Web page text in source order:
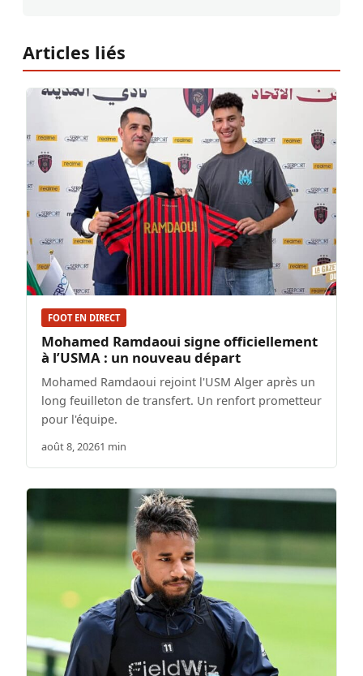
Articles liés
FOOT EN DIRECT
Mohamed Ramdaoui signe officiellement
à l’USMA : un nouveau départ
Mohamed Ramdaoui rejoint l'USM Alger après un
long feuilleton de transfert. Un renfort prometteur
pour l'équipe.
août 8, 20261 min